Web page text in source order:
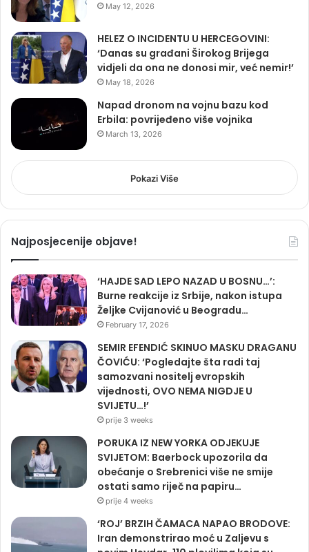
May 12, 2026
HELEZ O INCIDENTU U HERCEGOVINI:
‘Danas su građani Širokog Brijega
vidjeli da ona ne donosi mir, već nemir!’
May 18, 2026
Napad dronom na vojnu bazu kod
Erbila: povrijeđeno više vojnika
March 13, 2026
Pokazi Više
Najposjecenije objave!
‘HAJDE SAD LEPO NAZAD U BOSNU…’:
Burne reakcije iz Srbije, nakon istupa
Željke Cvijanović u Beogradu…
February 17, 2026
SEMIR EFENDIĆ SKINUO MASKU DRAGANU
ČOVIĆU: ‘Pogledajte šta radi taj
samozvani nositelj evropskih
vijednosti, OVO NEMA NIGDJE U
SVIJETU…!’
prije 3 weeks
PORUKA IZ NEW YORKA ODJEKUJE
SVIJETOM: Baerbock upozorila da
obećanje o Srebrenici više ne smije
ostati samo riječ na papiru…
prije 4 weeks
‘ROJ’ BRZIH ČAMACA NAPAO BRODOVE:
Iran demonstrirao moć u Zaljevu s